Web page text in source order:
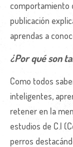
comportamiento
publicación
aprendas a
¿Por qué son
Como todos
inteligentes,
retener en la
estudios de C.I
perros